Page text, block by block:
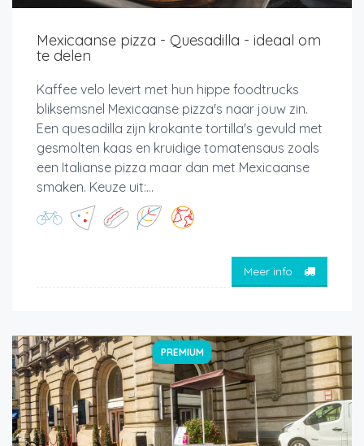
Mexicaanse pizza - Quesadilla - ideaal om
te delen
Kaffee velo levert met hun hippe foodtrucks
bliksemsnel Mexicaanse pizza's naar jouw zin.
Een quesadilla zijn krokante tortilla's gevuld met
gesmolten kaas en kruidige tomatensaus zoals
een Italianse pizza maar dan met Mexicaanse
smaken. Keuze uit:...
Meer info
PREMIUM